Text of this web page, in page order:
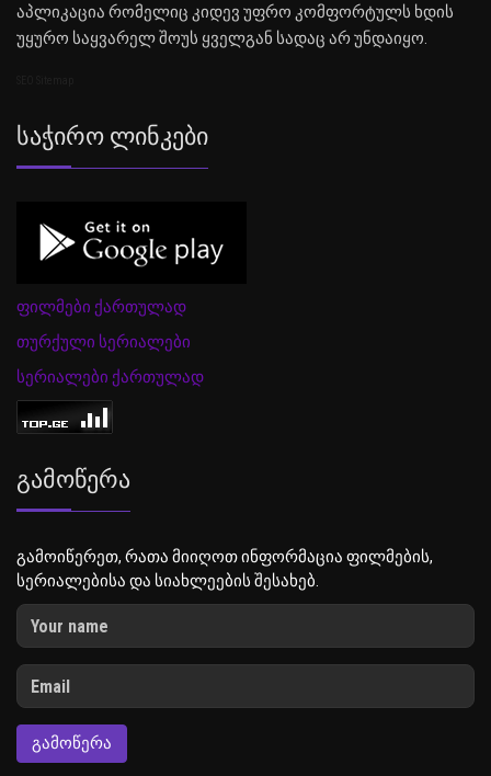
აპლიკაცია რომელიც კიდევ უფრო კომფორტულს ხდის
უყურო საყვარელ შოუს ყველგან სადაც არ უნდაიყო.
Საჭირო Ლინკები
ფილმები ქართულად
თურქული სერიალები
სერიალები ქართულად
Გამოწერა
გამოიწერეთ, რათა მიიღოთ ინფორმაცია ფილმების,
სერიალებისა და სიახლეების შესახებ.
ᲒᲐᲛᲝᲬᲔᲠᲐ